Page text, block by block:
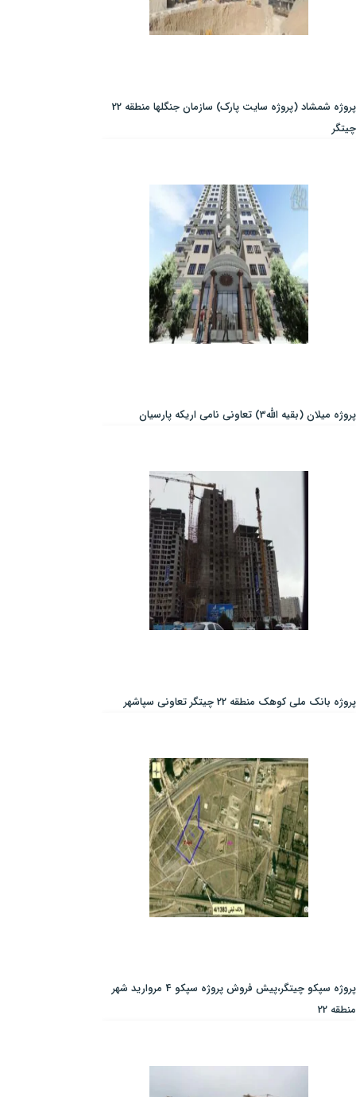
پروژه شمشاد (پروژه سایت پارک) سازمان جنگلها منطقه 22
چیتگر
پروژه میلان (بقیه الله3) تعاونی نامی اریکه پارسیان
پروژه بانک ملی کوهک منطقه 22 چیتگر تعاونی سپاشهر
پروژه سپکو چیتگر،پیش فروش پروژه سپکو 4 مروارید شهر
منطقه 22